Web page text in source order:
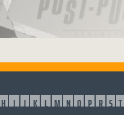
H I J K L M N O P R S T